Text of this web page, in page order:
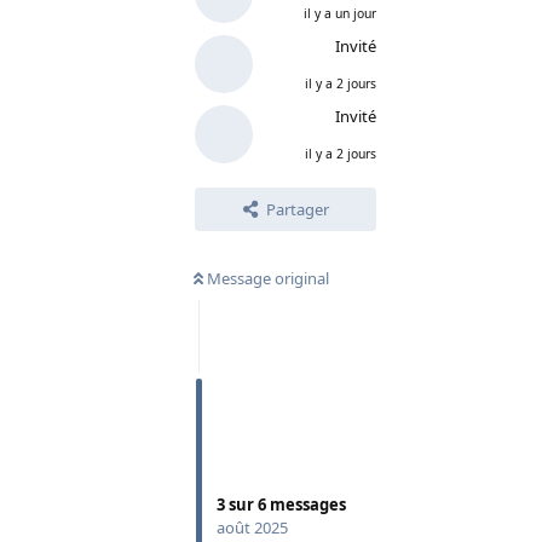
il y a un jour
Invité
il y a 2 jours
Invité
il y a 2 jours
Partager
Message original
3sur6 messages
août 2025